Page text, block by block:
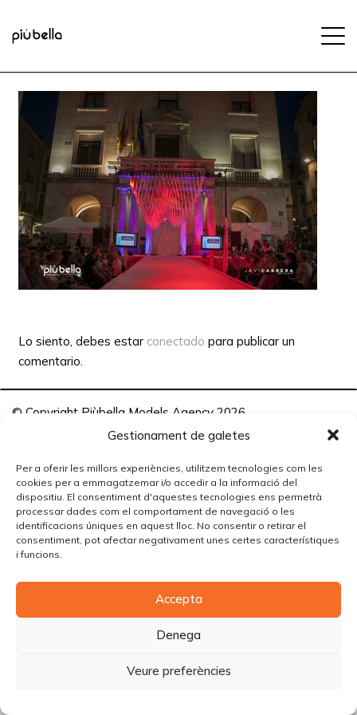
Gestionament de galetes
Per a oferir les millors experiències, utilitzem tecnologies com les
cookies per a emmagatzemar i/o accedir a la informació del
dispositiu. El consentiment d'aquestes tecnologies ens permetrà
processar dades com el comportament de navegació o les
identificacions úniques en aquest lloc. No consentir o retirar el
consentiment, pot afectar negativament unes certes característiques
i funcions.
Accepta
Denega
Veure preferències
Lo siento, debes estar conectado para publicar un
comentario.
© Copyright Piùbella Models Agency 2026
Creative Corner Agency
Carrer Tomàs Carreras Artau, nº 9 baixos, 17003, Girona